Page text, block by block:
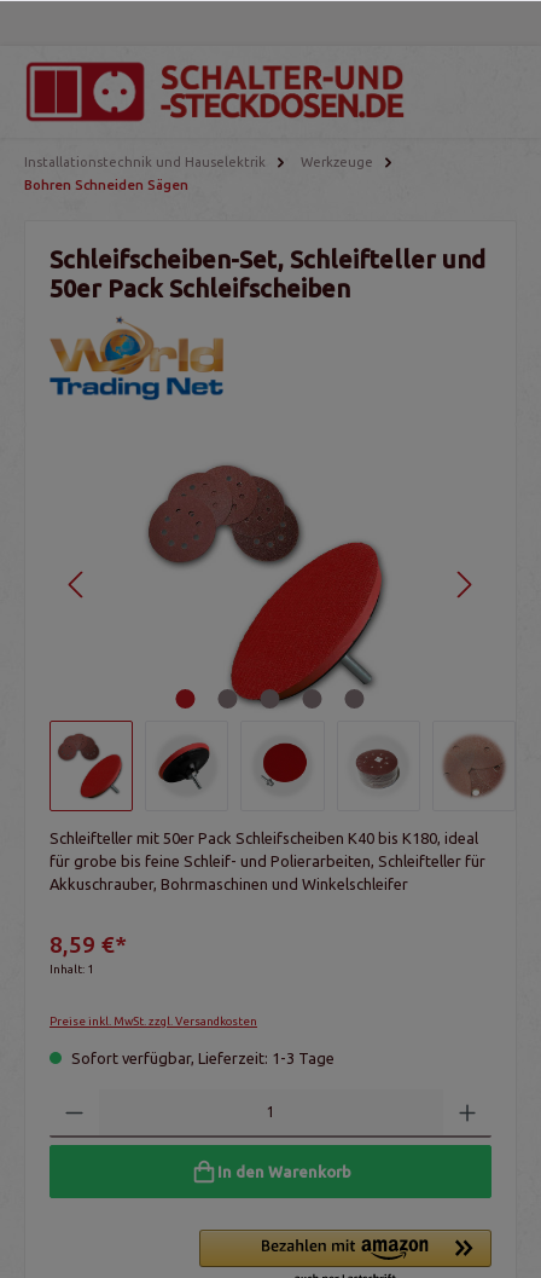
Installationstechnik und Hauselektrik
Werkzeuge
Bohren Schneiden Sägen
Schleifscheiben-Set, Schleifteller und
50er Pack Schleifscheiben
Schleifteller mit 50er Pack Schleifscheiben K40 bis K180, ideal
für grobe bis feine Schleif- und Polierarbeiten, Schleifteller für
Akkuschrauber, Bohrmaschinen und Winkelschleifer
8,59 €*
Inhalt: 1
Preise inkl. MwSt. zzgl. Versandkosten
Sofort verfügbar, Lieferzeit: 1-3 Tage
In den Warenkorb